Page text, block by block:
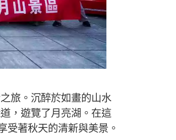
旅。沉醉於如畫的山水
，遊覽了月亮湖。在這
受著秋天的清新與美景。